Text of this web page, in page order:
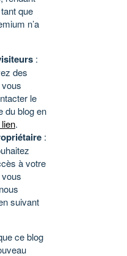
que
n’a
:
des
le
du blog en
.
:
à votre
suivant
ce blog